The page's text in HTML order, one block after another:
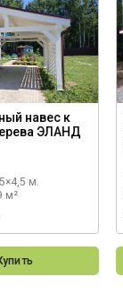
навес к
ЭЛАНД
м.
м²